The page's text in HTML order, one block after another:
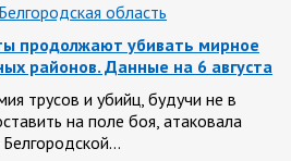
Белгородская область
продолжают убивать мирное
районов. Данные на 6 августа
трусов и убийц, будучи не в
на поле боя, атаковала